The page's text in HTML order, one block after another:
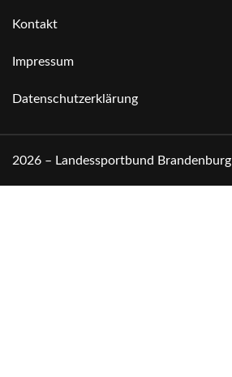
Kontakt
Impressum
Datenschutzerklärung
2026 – Landessportbund Brandenburg